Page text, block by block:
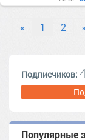
« 1 2 »
Подписчиков:
Популярные